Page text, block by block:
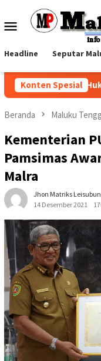
konten
Menu
Headline Seputar
Konten Spesial
Marthinus Hukom:
Beranda Maluku
Kementerian
Pamsimas
Malra
Jhon Matriks Leisubun
14 Desember 2021